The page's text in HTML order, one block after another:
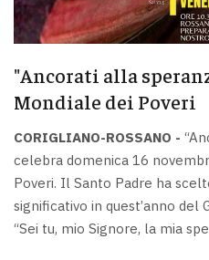
"Ancorati alla
Mondiale dei Poveri
CORIGLIANO-ROSSANO -
celebra domenica 16
Poveri. Il Santo Padre ha
significativo in quest’anno del
“Sei tu, mio Signore, la mia